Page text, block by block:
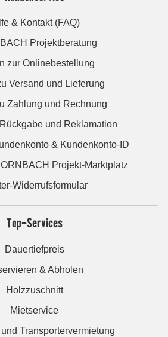
& Kontakt (FAQ)
Projektberatung
zur Onlinebestellung
Versand und Lieferung
Zahlung und Rechnung
und Reklamation
& Kundenkonto-ID
Projekt-Marktplatz
Widerrufsformular
Top-Services
Dauertiefpreis
& Abholen
Holzzuschnitt
Mietservice
Transportervermietung